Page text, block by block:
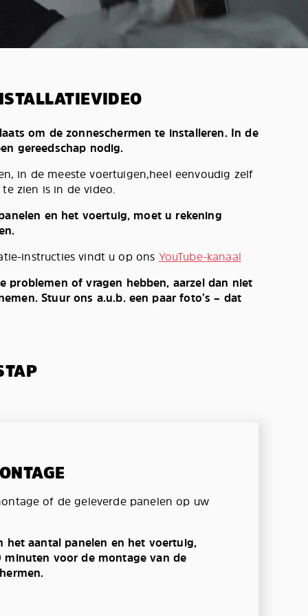
om de zonneschermen te installeren. In de
gereedschap nodig.
in de meeste voertuigen,heel eenvoudig zelf
zien is in de video.
en het voertuig, moet u rekening
instructies vindt u op ons YouTube-kanaal
problemen of vragen hebben, aarzel dan niet
Stuur ons a.u.b. een paar foto’s – dat
of de geleverde panelen op uw
het aantal panelen en het voertuig,
minuten voor de montage van de